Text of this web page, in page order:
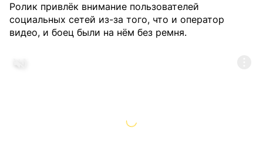
Ролик привлёк внимание пользователей
социальных сетей из-за того, что и оператор
видео, и боец были на нём без ремня.